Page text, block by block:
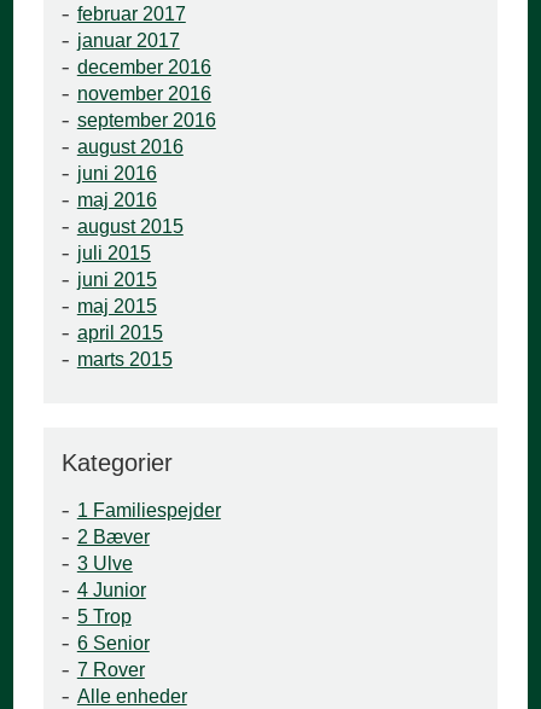
februar 2017
januar 2017
december 2016
november 2016
september 2016
august 2016
juni 2016
maj 2016
august 2015
juli 2015
juni 2015
maj 2015
april 2015
marts 2015
Kategorier
1 Familiespejder
2 Bæver
3 Ulve
4 Junior
5 Trop
6 Senior
7 Rover
Alle enheder